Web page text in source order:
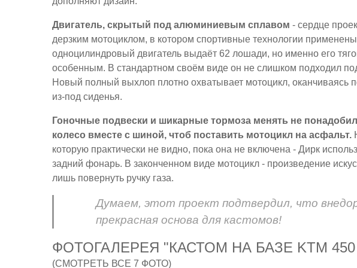
Двигатель, скрытый под алюминиевым сплавом - сердце
дерзким мотоциклом, в котором спортивные технологии
одноцилиндровый двигатель выдаёт 62 лошади, но именно его
особенным. В стандартном своём виде он не слишком подходил
Новый полный выхлоп плотно охватывает мотоцикл,
из-под сиденья.
Гоночные подвески и шикарные тормоза менять не
колесо вместе с шиной, чтоб поставить мотоцикл на асфальт.
которую практически не видно, пока она не включена - Дирк
задний фонарь. В законченном виде мотоцикл - произведение
лишь повернуть ручку газа.
Думаем, этот проект подтвердил, что
прекрасная основа для кастомов!
ФОТОГАЛЕРЕЯ "КАСТОМ НА БАЗЕ KTM 450
(СМОТРЕТЬ ВСЕ 7 ФОТО)